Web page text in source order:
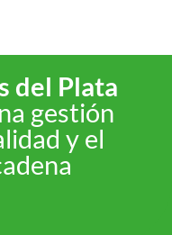
del Plata
gestión
y el